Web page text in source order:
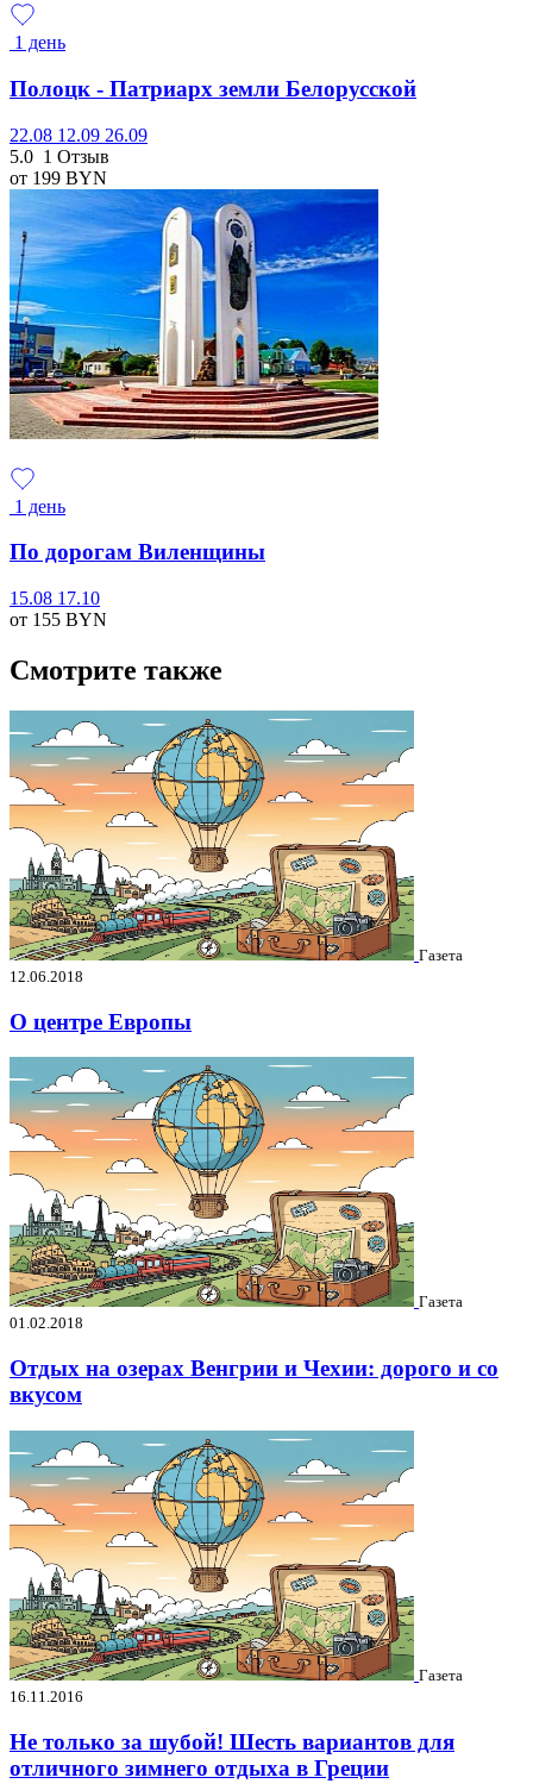
1 день
Полоцк - Патриарх земли Белорусской
22.08 12.09 26.09
5.0 1 Отзыв
от 199 BYN
1 день
По дорогам Виленщины
15.08 17.10
от 155 BYN
Смотрите также
Газета
12.06.2018
О центре Европы
Газета
01.02.2018
Отдых на озерах Венгрии и Чехии: дорого и со
вкусом
Газета
16.11.2016
Не только за шубой! Шесть вариантов для
отличного зимнего отдыха в Греции